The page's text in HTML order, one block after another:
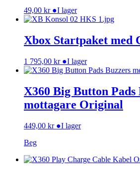
49,00 kr ●I lager
Xbox Startpaket med
1 795,00 kr ●I lager
X360 Big Button Pads
mottagare Original
449,00 kr ●I lager
Beg